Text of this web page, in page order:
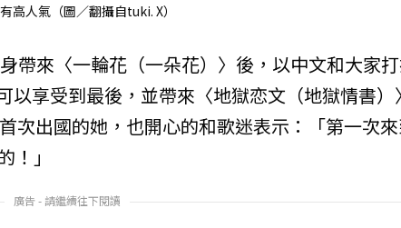
高人氣（圖／翻攝自tuki. X）
帶來〈一輪花（一朵花）〉後，以中文和大家
享受到最後，並帶來〈地獄恋文（地獄情書）
次出國的她，也開心的和歌迷表示：「第一次
」
廣告 - 請繼續往下閱讀